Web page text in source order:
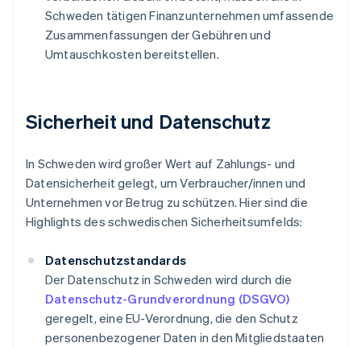
Schweden tätigen Finanzunternehmen umfassende
Zusammenfassungen der Gebühren und
Umtauschkosten bereitstellen.
Sicherheit und Datenschutz
In Schweden wird großer Wert auf Zahlungs- und
Datensicherheit gelegt, um Verbraucher/innen und
Unternehmen vor Betrug zu schützen. Hier sind die
Highlights des schwedischen Sicherheitsumfelds:
Datenschutzstandards
Der Datenschutz in Schweden wird durch die
Datenschutz-Grundverordnung (DSGVO)
geregelt, eine EU-Verordnung, die den Schutz
personenbezogener Daten in den Mitgliedstaaten